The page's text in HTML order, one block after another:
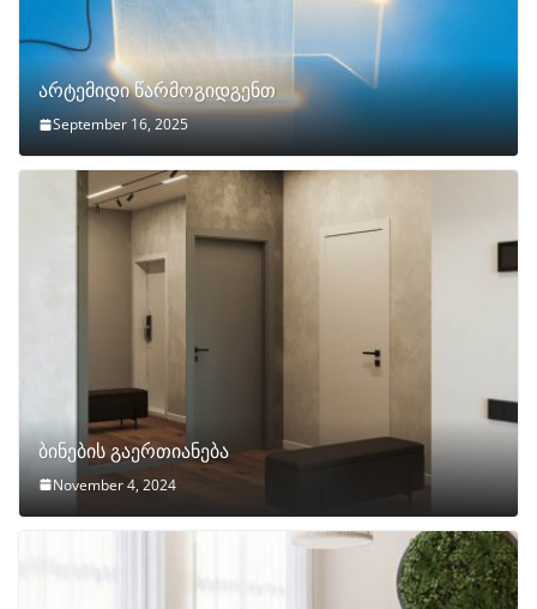
არტემიდი წარმოგიდგენთ
September 16, 2025
ბინების გაერთიანება
November 4, 2024